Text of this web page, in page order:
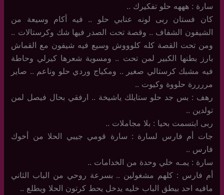
سارة : هههه حلو تفكيرك ..
كان فستان ربى لونه عنابي حلو .. فيه أكام وسيعة من
الشيفون الشفاف .. وقصة تحت الصدر فيها شك وكرستالات ..
ومن تحت القصة كله كلوووش وسيع فيه شيفون مع القماش
بارز بطنها الكبير لمن تحت .. ومسوية شعرها كيرلي وحاطة
فيه مشبك كرستالي صغير .. ومكياج وردي حلو وناعم .. صاير
مررررة حلووة وكيوت ..
رهف : بس جد حلو ستايلك ياشيخة .. ارفقي بحال فيصل لمن
تولدين ..
ربى ابتسمت بحيا : بلا مجاملات ..
جات أم فارس لسارة : سارة قومي جيبي الحلا من أخوك
فارس ..
سارة : يمـه خلي وحدة من الخدامات ..
أم فارس : كلهم مشغولين .. بسرعة روحي من الباب الثاني
مافيه احد بيطق الباب خليه يدخل يحط كرتون الحلا ويطلع ..